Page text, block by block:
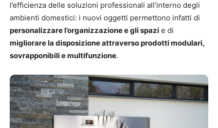
l’efficienza delle soluzioni professionali all’interno degli
ambienti domestici: i nuovi oggetti permettono infatti di
personalizzare l’organizzazione e gli spazi e di
migliorare la disposizione attraverso prodotti modulari,
sovrapponibili e multifunzione.